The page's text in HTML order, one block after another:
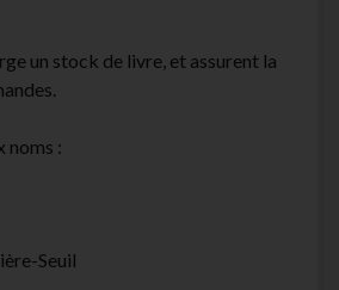
un stock de livre, et assurent la
noms :
Seuil